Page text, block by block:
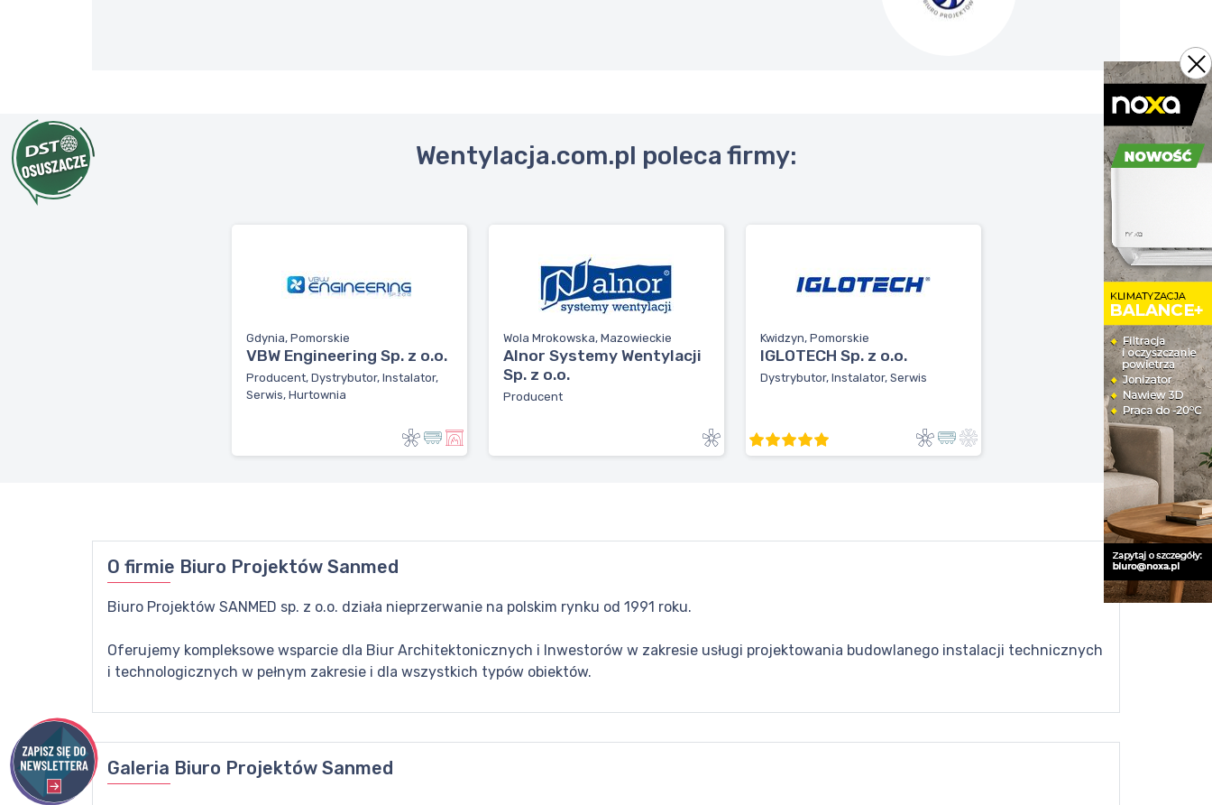
Wentylacja.com.pl poleca firmy:
Gdynia, Pomorskie
VBW Engineering Sp. z o.o.
Producent, Dystrybutor, Instalator,
Serwis, Hurtownia
Wola Mrokowska, Mazowieckie
Alnor Systemy Wentylacji
Sp. z o.o.
Producent
Kwidzyn, Pomorskie
IGLOTECH Sp. z o.o.
Dystrybutor, Instalator, Serwis
O firmie Biuro Projektów Sanmed
Biuro Projektów SANMED sp. z o.o. działa nieprzerwanie na polskim rynku od 1991 roku.
Oferujemy kompleksowe wsparcie dla Biur Architektonicznych i Inwestorów w zakresie usługi projektowania budowlanego instalacji technicznych
i technologicznych w pełnym zakresie i dla wszystkich typów obiektów.
Galeria Biuro Projektów Sanmed